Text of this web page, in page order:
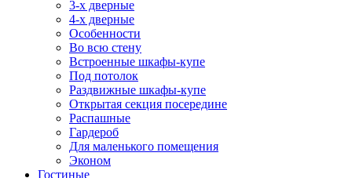
3-х дверные
4-х дверные
Особенности
Во всю стену
Встроенные шкафы-купе
Под потолок
Раздвижные шкафы-купе
Открытая секция посередине
Распашные
Гардероб
Для маленького помещения
Эконом
Гостиные